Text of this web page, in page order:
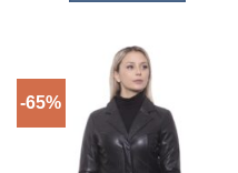
-65%